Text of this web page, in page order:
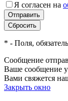
Я согласен на
* - Поля,
Сообщение
Ваше сообщение
Вами свяжется
Закрыть окно